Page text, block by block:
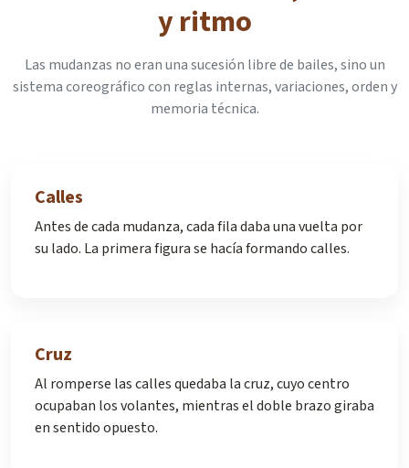
y ritmo
Las mudanzas no eran una sucesión libre de bailes, sino un
sistema coreográfico con reglas internas, variaciones, orden y
memoria técnica.
Calles
Antes de cada mudanza, cada fila daba una vuelta por
su lado. La primera figura se hacía formando calles.
Cruz
Al romperse las calles quedaba la cruz, cuyo centro
ocupaban los volantes, mientras el doble brazo giraba
en sentido opuesto.